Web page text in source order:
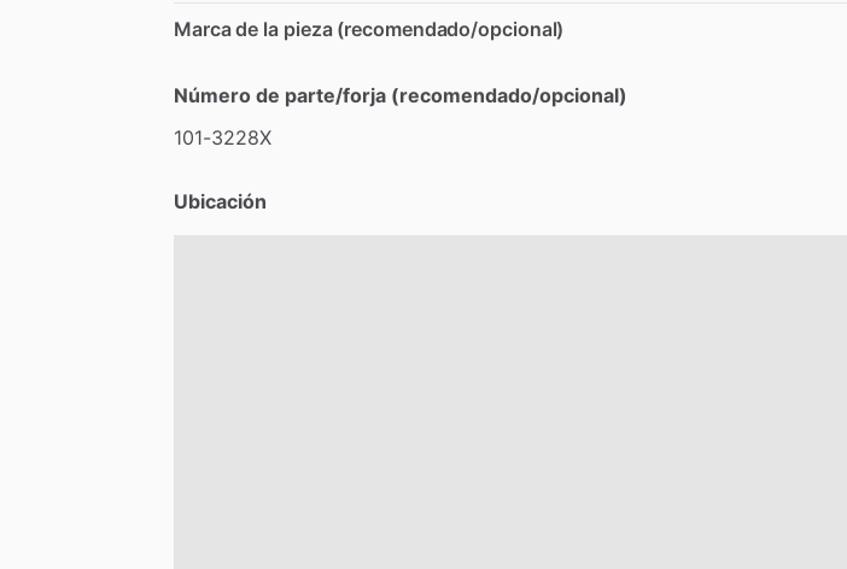
Marca de la pieza (recomendado/opcional)
Número de parte/forja (recomendado/opcional)
101-3228X
Ubicación